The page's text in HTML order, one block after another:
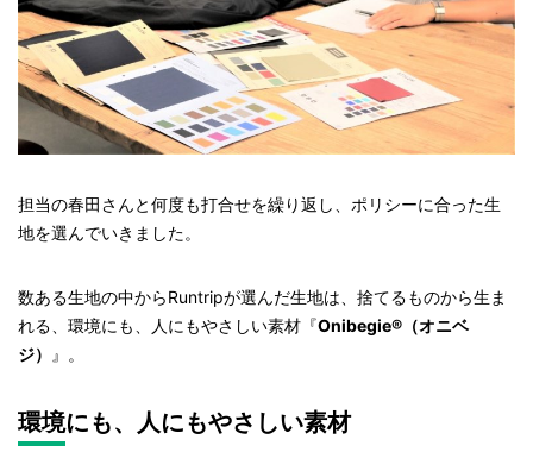
担当の春田さんと何度も打合せを繰り返し、ポリシーに合った生
地を選んでいきました。
数ある生地の中からRuntripが選んだ生地は、捨てるものから生ま
れる、環境にも、人にもやさしい素材『Onibegie®（オニベ
ジ）
』。
環境にも、人にもやさしい素材